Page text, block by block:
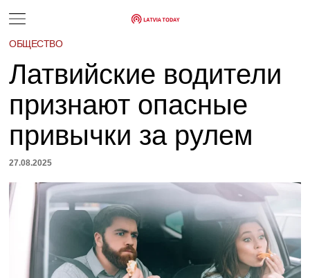
ОБЩЕСТВО
Латвийские водители
признают опасные
привычки за рулем
27.08.2025